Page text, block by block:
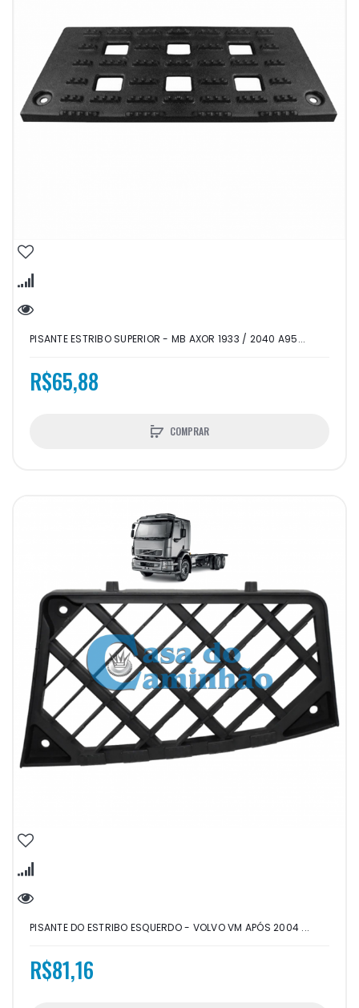
PISANTE ESTRIBO SUPERIOR - MB AXOR 1933 / 2040 A95...
R$65,88
COMPRAR
PISANTE DO ESTRIBO ESQUERDO - VOLVO VM APÓS 2004 ...
R$81,16